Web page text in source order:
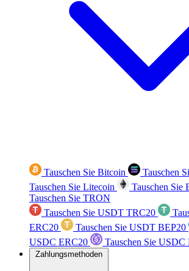
Tauschen Sie Bitcoin
Tauschen
Tauschen Sie Litecoin
Tauschen Sie
Tauschen Sie TRON
Tauschen Sie USDT TRC20
ERC20
Tauschen Sie USDT BEP20
USDC ERC20
Tauschen Sie USDC
Zahlungsmethoden